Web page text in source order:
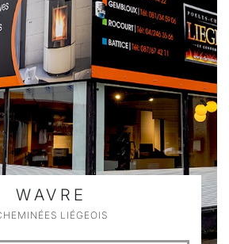
WAVRE
LIÉGEOIS